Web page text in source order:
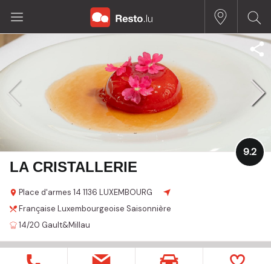
LA CRISTALLERIE
Place d'armes 14 1136 LUXEMBOURG
9.2
Française Luxembourgeoise Saisonnière
14/20 Gault&Millau